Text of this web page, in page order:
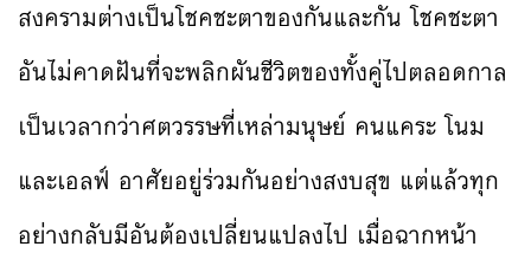
สงครามต่างเป็นโชคชะตาของกันและกัน โชคชะตา
อันไม่คาดฝันที่จะพลิกผันชีวิตของทั้งคู่ไปตลอดกาล
เป็นเวลากว่าศตวรรษที่เหล่ามนุษย์ คนแคระ โนม
และเอลฟ์ อาศัยอยู่ร่วมกันอย่างสงบสุข แต่แล้วทุก
อย่างกลับมีอันต้องเปลี่ยนแปลงไป เมื่อฉากหน้า